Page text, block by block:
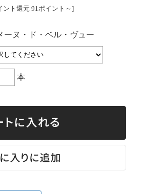
ント還元 91ポイント～]
ーヌ・ド・ベル・ヴュー
本